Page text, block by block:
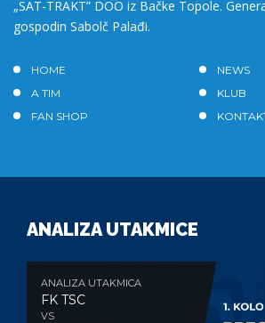
„SAT-TRAKT” DOO iz Bačke Topole.
gospodin Sabolč Palađi.
HOME
NEWS
A TIM
KLUB
FAN SHOP
ANALIZA UTAKMICE
ANALIZA UTAKMICA
FK TSC
VS